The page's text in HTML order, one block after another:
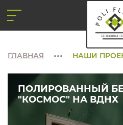
ГЛАВНАЯ НАШИ
ПОЛИРОВАННЫЙ
"КОСМОС" НА ВДНХ